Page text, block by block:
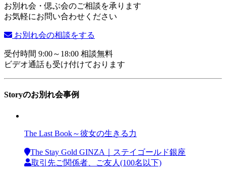
お別れ会・偲ぶ会のご相談を承ります
お気軽にお問い合わせください
お別れ会の相談をする
受付時間 9:00～18:00 相談無料
ビデオ通話も受け付けております
Storyのお別れ会事例
The Last Book～彼女の生きる力
The Stay Gold GINZA｜ステイゴールド銀座
取引先ご関係者、ご友人(100名以下)